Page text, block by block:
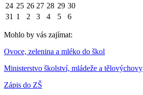
24 25 26 27 28 29 30
31 1 2 3 4 5 6
Mohlo by vás zajímat:
Ovoce, zelenina a mléko do škol
Ministerstvo školství, mládeže a tělovýchovy
Zápis do ZŠ